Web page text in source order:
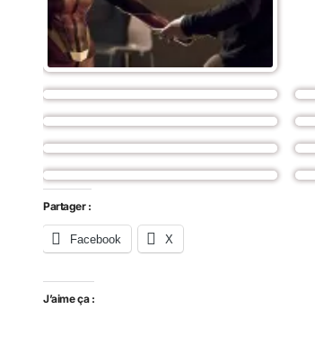
Partager :
Facebook X
J’aime ça :